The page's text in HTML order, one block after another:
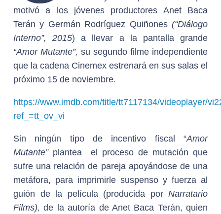
motivó a los jóvenes productores Anet Baca
Terán y Germán Rodríguez Quiñones (“Diálogo
Interno”, 2015) a llevar a la pantalla grande
“Amor Mutante”, su segundo filme independiente
que la cadena Cinemex estrenará en sus salas el
próximo 15 de noviembre.
https://www.imdb.com/title/tt7117134/videoplayer/
ref_=tt_ov_vi
Sin ningún tipo de incentivo fiscal “Amor
Mutante”plantea el proceso de mutación que
sufre una relación de pareja apoyándose de una
metáfora, para imprimirle suspenso y fuerza al
guión de la película (producida por Narratario
Films), de la autoría de Anet Baca Terán, quien